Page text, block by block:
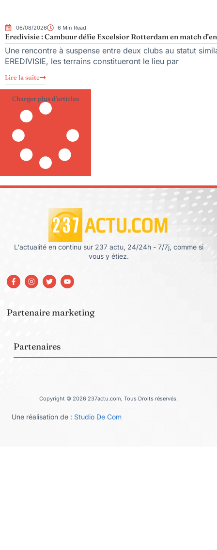
06/08/2026 6 Min Read
Eredivisie : Cambuur défie Excelsior Rotterdam en match
Une rencontre à suspense entre deux clubs au statut
EREDIVISIE, les terrains constitueront le lieu par
Lire la suite
Charger plus d'articles
L'actualité en continu sur 237 actu, 24/24h - 7/7j, comme si
vous y étiez.
Partenaire marketing
Partenaires
Copyright © 2026 237actu.com, Tous Droits réservés.
Une réalisation de : Studio De Com